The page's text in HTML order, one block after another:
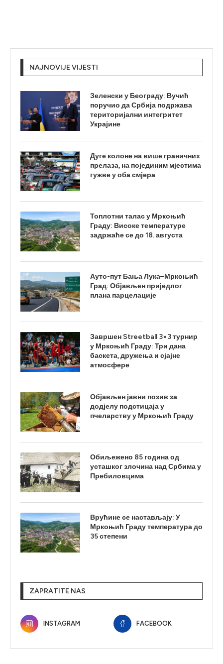
NAJNOVIJE VIJESTI
Зеленски у Београду: Вучић
поручио да Србија подржава
територијални интегритет
Украјине
Дуге колоне на више граничних
прелаза, на појединим мјестима
гужве у оба смјера
Топлотни талас у Мркоњић
Граду: Високе температуре
задржаће се до 18. августа
Ауто-пут Бања Лука–Мркоњић
Град: Објављен приједлог
плана парцелације
Завршен Streetball 3×3 турнир
у Мркоњић Граду: Три дана
баскета, дружења и сјајне
атмосфере
Објављен јавни позив за
додјелу подстицаја у
пчеларству у Мркоњић Граду
Обиљежено 85 година од
усташког злочина над Србима у
Пребиловцима
Врућине се настављају: У
Мркоњић Граду температура до
35 степени
ZAPRATITE NAS
INSTAGRAM FACEBOOK